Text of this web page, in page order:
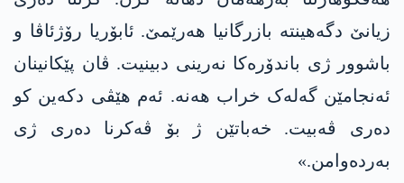
زیانێ دگەهینتە بازرگانیا ھەرێمێ. ئابۆریا رۆژئاڤا و
باشوور ژی باندۆرەکا نەرینی دبینیت. ڤان پێکانینان
ئەنجامێن گەلەک خراب ھەنە. ئەم ھێڤی دکەین کو
دەری ڤەبیت. خەباتێن ژ بۆ ڤەکرنا دەری ژی
بەردەوامن.»